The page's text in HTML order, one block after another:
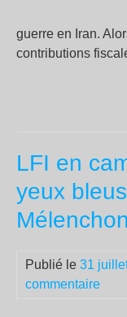
guerre en Iran.
contributions
LFI en
yeux
Mélenchon
Publié le 31
commentaire